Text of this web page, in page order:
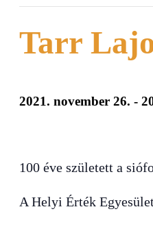
Tarr
2021. november 26. -
100 éve született a
A Helyi Érték